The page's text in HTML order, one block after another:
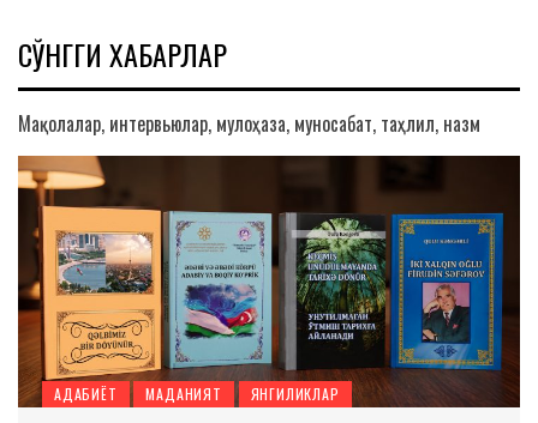
СЎНГГИ ХАБАРЛАР
Мақолалар, интервьюлар, мулоҳаза, муносабат, таҳлил, назм
АДАБИЁТ МАДАНИЯТ ЯНГИЛИКЛАР